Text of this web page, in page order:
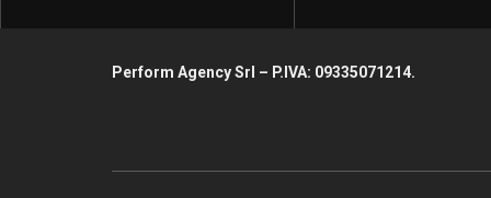
Perform Agency Srl – P.IVA: 09335071214.